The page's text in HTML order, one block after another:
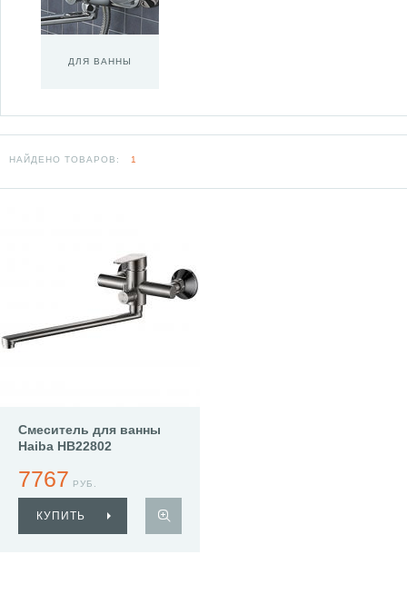
ДЛЯ ВАННЫ
НАЙДЕНО ТОВАРОВ: 1
Смеситель для ванны
Haiba HB22802
7767 РУБ.
КУПИТЬ